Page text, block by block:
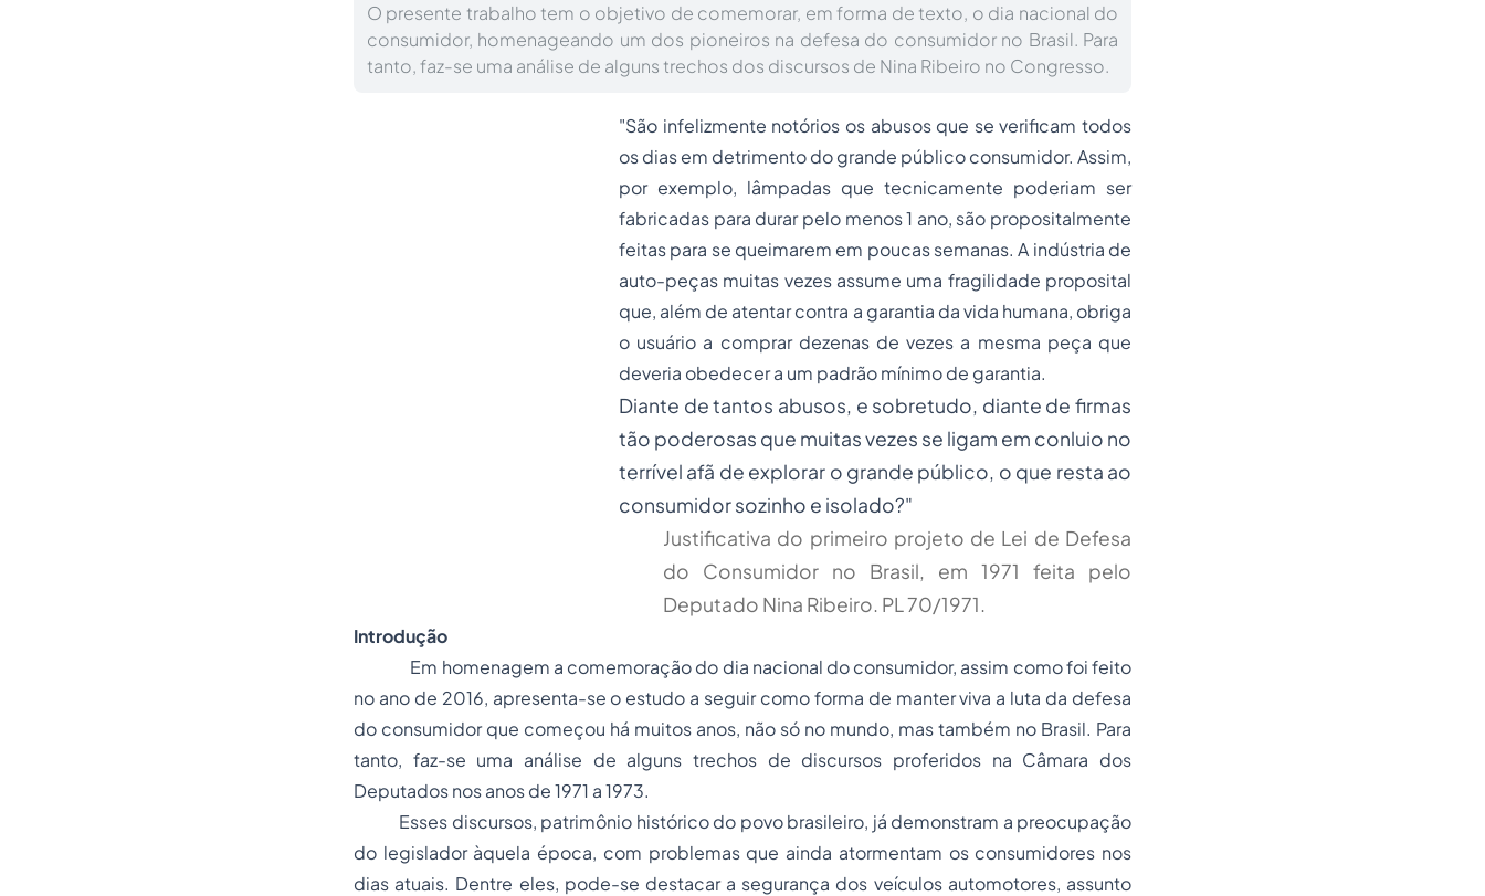
O presente trabalho tem o objetivo de comemorar, em forma de texto, o dia nacional do
consumidor, homenageando um dos pioneiros na defesa do consumidor no Brasil. Para
tanto, faz-se uma análise de alguns trechos dos discursos de Nina Ribeiro no Congresso.
"São infelizmente notórios os abusos que se verificam todos
os dias em detrimento do grande público consumidor. Assim,
por exemplo, lâmpadas que tecnicamente poderiam ser
fabricadas para durar pelo menos 1 ano, são propositalmente
feitas para se queimarem em poucas semanas. A indústria de
auto-peças muitas vezes assume uma fragilidade proposital
que, além de atentar contra a garantia da vida humana, obriga
o usuário a comprar dezenas de vezes a mesma peça que
deveria obedecer a um padrão mínimo de garantia.
Diante de tantos abusos, e sobretudo, diante de firmas
tão poderosas que muitas vezes se ligam em conluio no
terrível afã de explorar o grande público, o que resta ao
consumidor sozinho e isolado?"
Justificativa do primeiro projeto de Lei de Defesa
do Consumidor no Brasil, em 1971 feita pelo
Deputado Nina Ribeiro. PL 70/1971.
Introdução
Em homenagem a comemoração do dia nacional do consumidor, assim como foi feito
no ano de 2016, apresenta-se o estudo a seguir como forma de manter viva a luta da defesa
do consumidor que começou há muitos anos, não só no mundo, mas também no Brasil. Para
tanto, faz-se uma análise de alguns trechos de discursos proferidos na Câmara dos
Deputados nos anos de 1971 a 1973.
Esses discursos, patrimônio histórico do povo brasileiro, já demonstram a preocupação
do legislador àquela época, com problemas que ainda atormentam os consumidores nos
dias atuais. Dentre eles, pode-se destacar a segurança dos veículos automotores, assunto